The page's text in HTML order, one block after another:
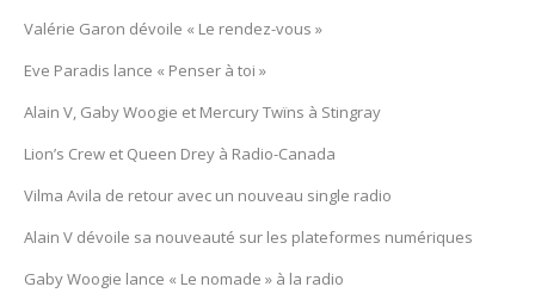
Valérie Garon dévoile « Le rendez-vous »
Eve Paradis lance « Penser à toi »
Alain V, Gaby Woogie et Mercury Twïns à Stingray
Lion’s Crew et Queen Drey à Radio-Canada
Vilma Avila de retour avec un nouveau single radio
Alain V dévoile sa nouveauté sur les plateformes numériques
Gaby Woogie lance « Le nomade » à la radio